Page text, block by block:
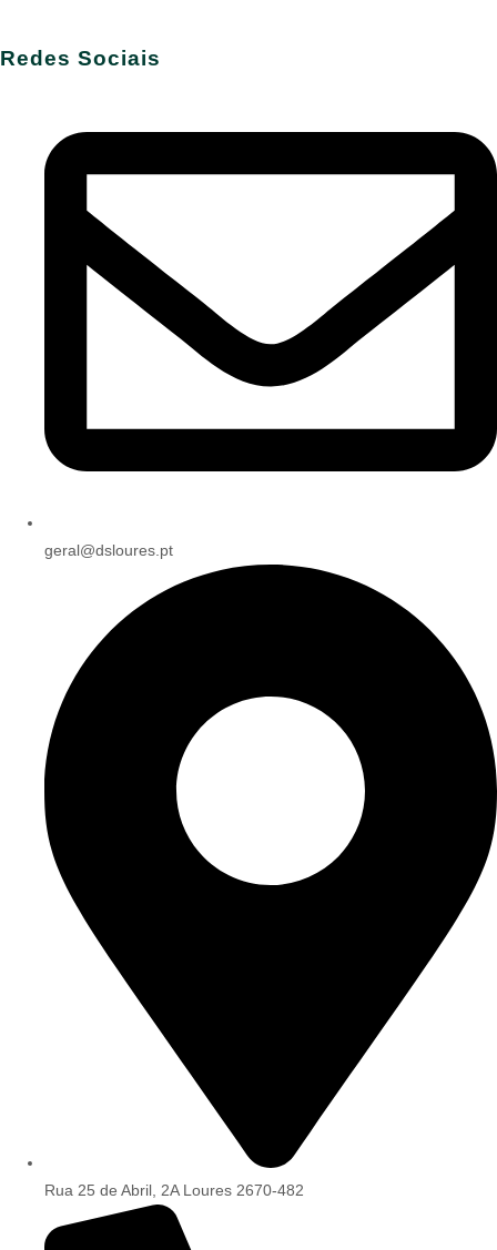
Redes Sociais
geral@dsloures.pt
Rua 25 de Abril, 2A Loures 2670-482